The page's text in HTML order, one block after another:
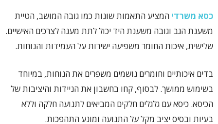
כסא משרדי המציע התאמות שונות כמו גובה המושב, הטיית
משענת הגב וגובה משענת היד יכול לתת מענה לצרכים האישיים.
שלישית, איכות החומר משפיעה ישירות על העמידות והנוחות.
בדים איכותיים וחומרים נושמים משפרים את הנוחות, במיוחד
בשימוש ממושך. לבסוף, קחו בחשבון את הניידות והיציבות של
הכיסא. כיסא עם גלגלים חלקים המביאים לתנועה חלקה וללא
בעיות ובסיס יציב מקל על התנועה ומונע התהפכות.